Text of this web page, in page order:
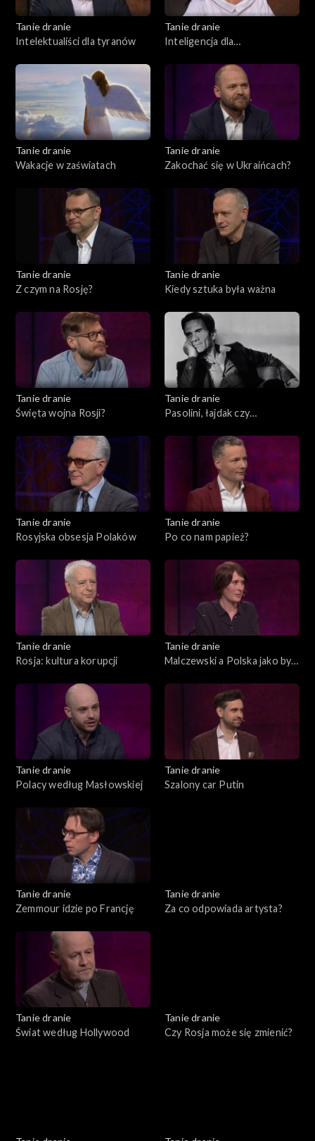
Tanie dranie
Intelektualiści dla tyranów
Tanie dranie
Inteligencja dla
Tanie dranie
Wakacje w zaświatach
Tanie dranie
Zakochać się w Ukraińcach?
Tanie dranie
Z czym na Rosję?
Tanie dranie
Kiedy sztuka była ważna
Tanie dranie
Święta wojna Rosji?
Tanie dranie
Pasolini, łajdak czy
Tanie dranie
Rosyjska obsesja Polaków
Tanie dranie
Po co nam papież?
Tanie dranie
Rosja: kultura korupcji
Tanie dranie
Malczewski a Polska jako byt
Tanie dranie
Polacy według Masłowskiej
Tanie dranie
Szalony car Putin
Tanie dranie
Zemmour idzie po Francję
Tanie dranie
Za co odpowiada artysta?
Tanie dranie
Świat według Hollywood
Tanie dranie
Czy Rosja może się zmienić?